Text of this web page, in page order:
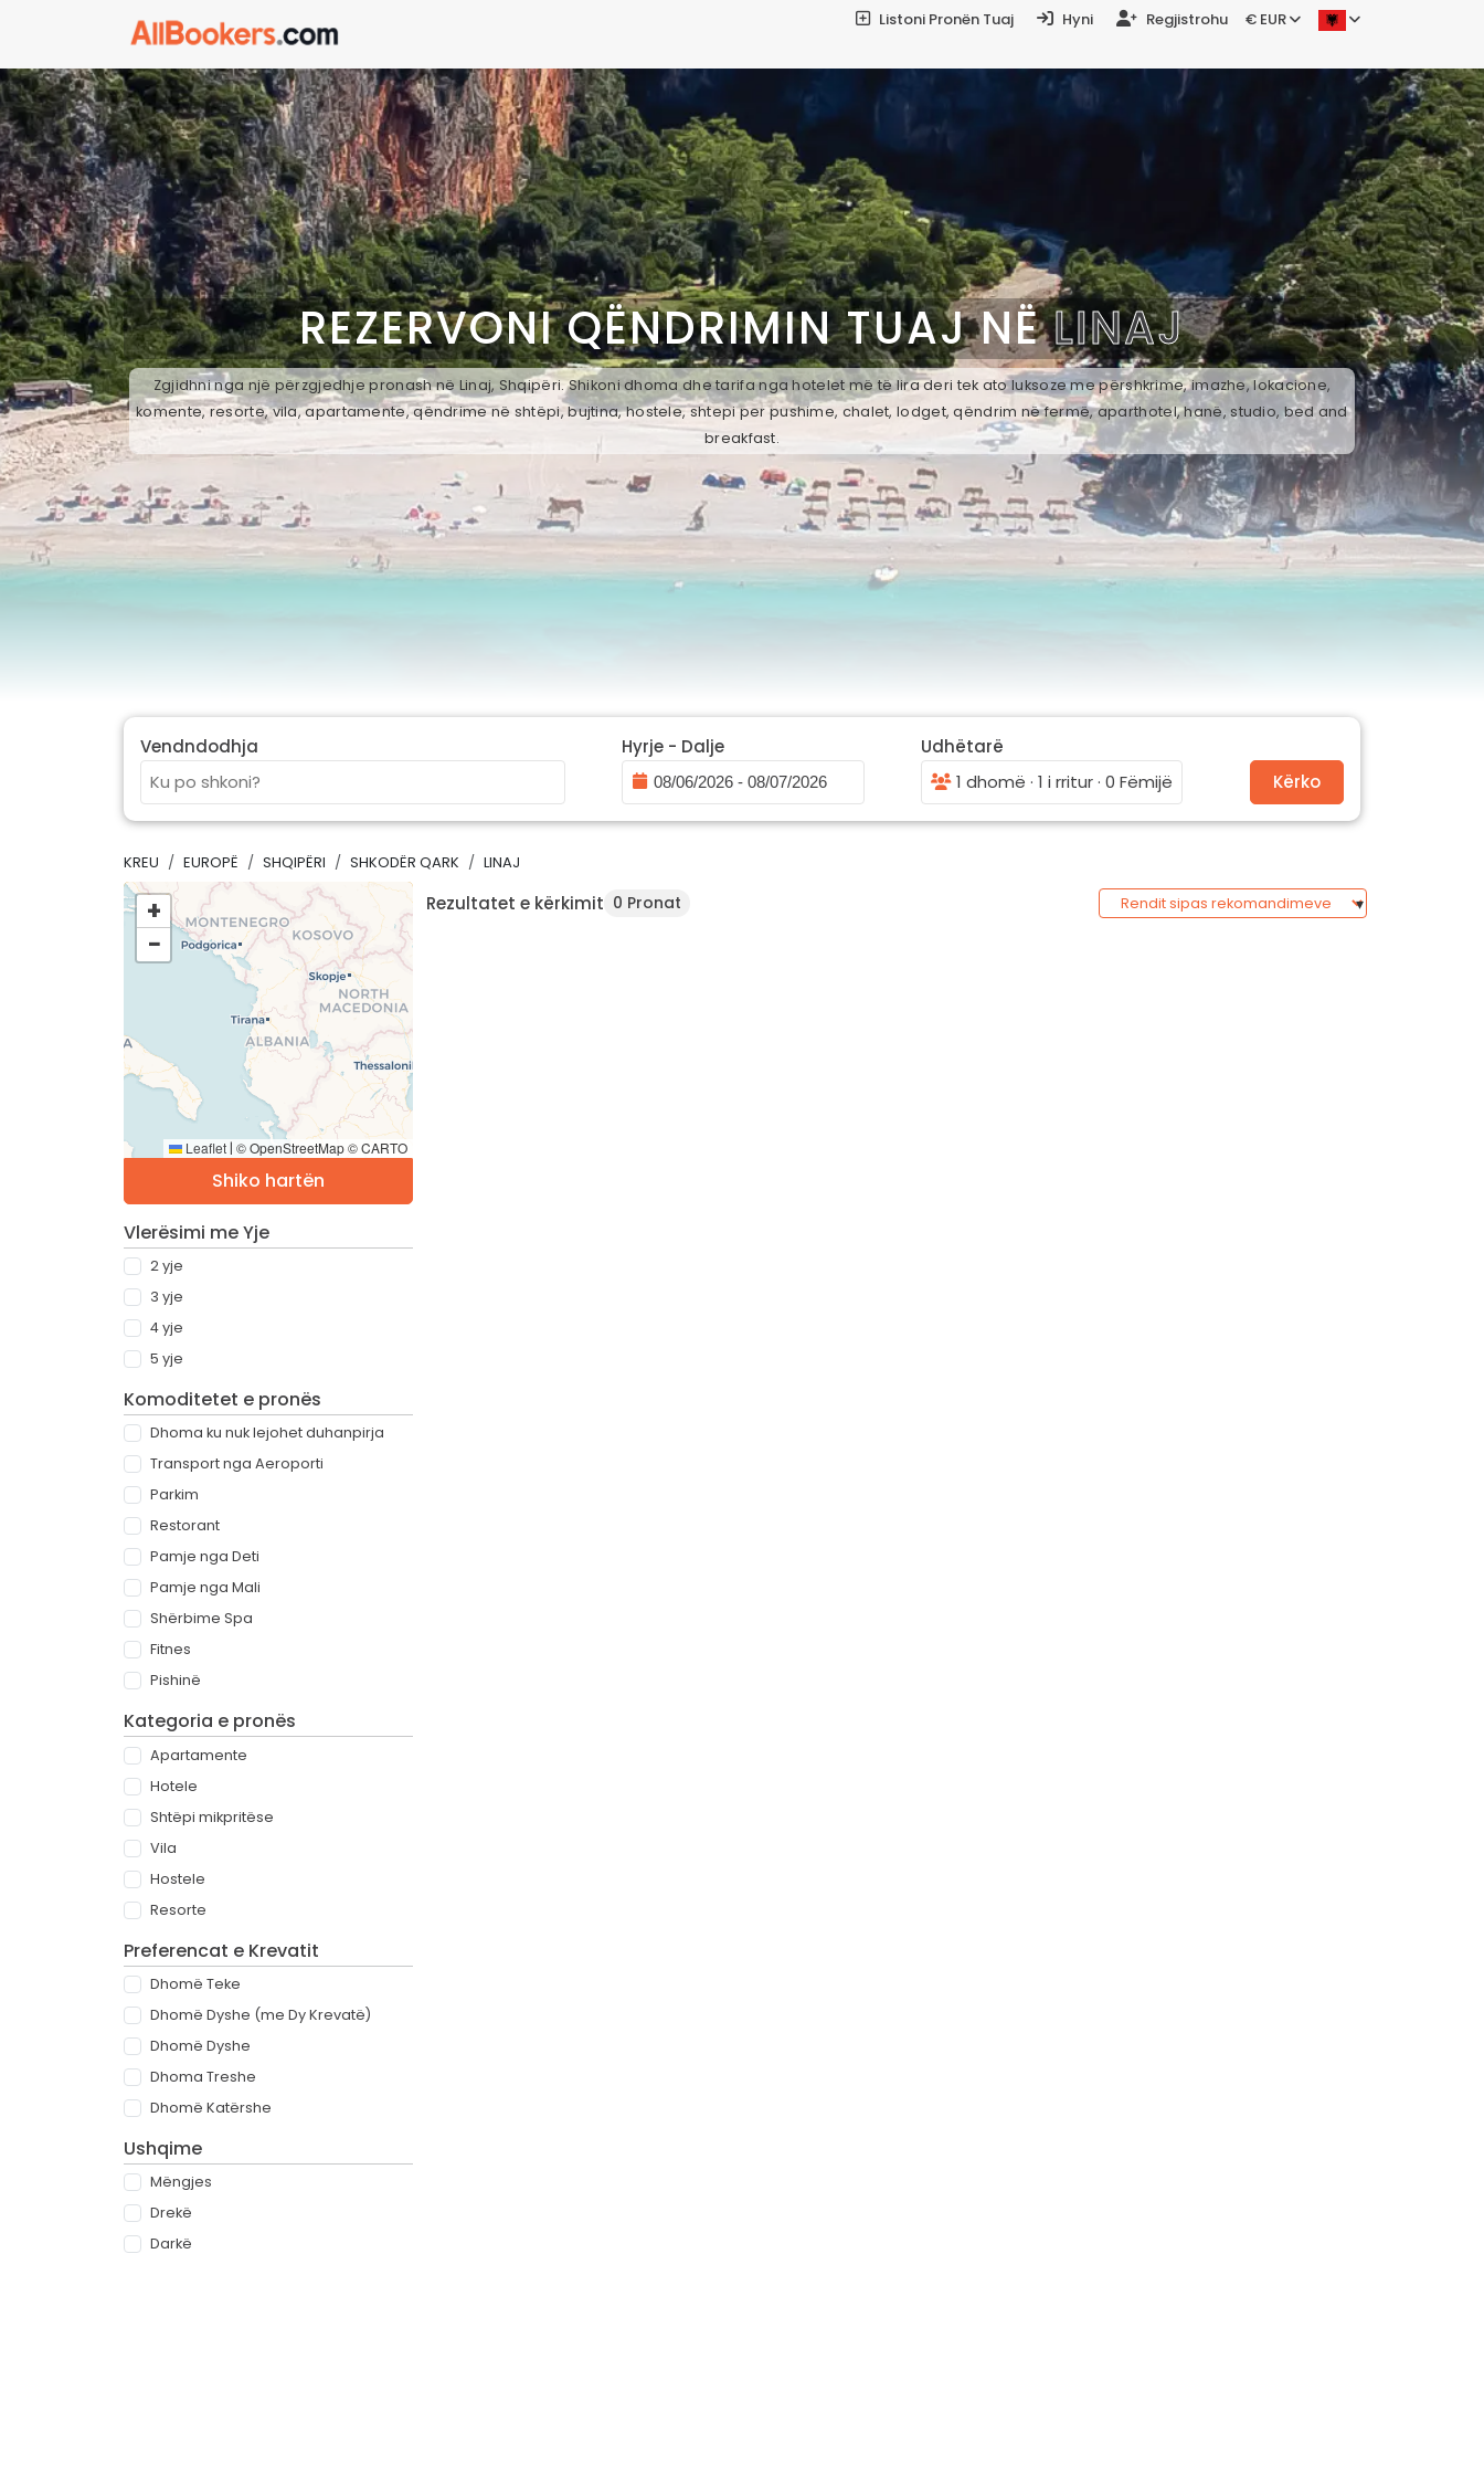
Listoni Pronën Tuaj Hyni Regjistrohu € EUR
REZERVONI QËNDRIMIN TUAJ NËLINAJ
Zgjidhni nga një përzgjedhje pronash në Linaj, Shqipëri. Shikoni dhoma dhe tarifa nga hotelet më të lira deri tek ato luksoze me përshkrime, imazhe, lokacione,
komente, resorte, vila, apartamente, qëndrime në shtëpi, bujtina, hostele, shtepi per pushime, chalet, lodget, qëndrim në fermë, aparthotel, hanë, studio, bed and
breakfast.
Vendndodhja Hyrje - Dalje
Udhëtarë
1 dhomë · 1 i rritur · 0 Fëmijë
Kërko
KREU EUROPË SHQIPËRI SHKODËR QARK LINAJ
+
−
Leaflet | © OpenStreetMap © CARTO
Shiko hartën
Vlerësimi me Yje
2 yje
3 yje
4 yje
5 yje
Komoditetet e pronës
Dhoma ku nuk lejohet duhanpirja
Transport nga Aeroporti
Parkim
Restorant
Pamje nga Deti
Pamje nga Mali
Shërbime Spa
Fitnes
Pishinë
Kategoria e pronës
Apartamente
Hotele
Shtëpi mikpritëse
Vila
Hostele
Resorte
Preferencat e Krevatit
Dhomë Teke
Dhomë Dyshe (me Dy Krevatë)
Dhomë Dyshe
Dhoma Treshe
Dhomë Katërshe
Ushqime
Mëngjes
Drekë
Darkë
Rezultatet e kërkimit 0 Pronat